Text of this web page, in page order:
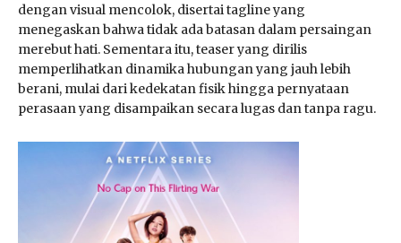
dengan visual mencolok, disertai tagline yang
menegaskan bahwa tidak ada batasan dalam persaingan
merebut hati. Sementara itu, teaser yang dirilis
memperlihatkan dinamika hubungan yang jauh lebih
berani, mulai dari kedekatan fisik hingga pernyataan
perasaan yang disampaikan secara lugas dan tanpa ragu.